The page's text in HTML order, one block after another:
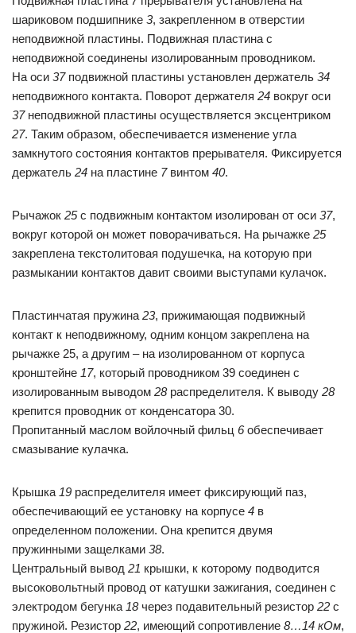
шариковом подшипнике 3, закрепленном в отверстии
неподвижной пластины. Подвижная пластина с
неподвижной соединены изолированным проводником.
На оси 37подвижной пластины установлен держатель 34
неподвижного контакта. Поворот держателя 24 вокруг оси
37неподвижной пластины осуществляется эксцентриком
27. Таким образом, обеспечивается изменение угла
замкнутого состояния контактов прерывателя. Фиксируется
держатель 24 на пластине 7винтом 40.
Рычажок 25с подвижным контактом изолирован от оси 37,
вокруг которой он может поворачиваться. На рычажке 25
закреплена текстолитовая подушечка, на которую при
размыкании контактов давит своими выступами кулачок.
Пластинчатая пружина 23, прижимающая подвижный
контакт к неподвижному, одним концом закреплена на
рычажке 25, а другим – на изолированном от корпуса
кронштейне 17, который проводником 39 соединен с
изолированным выводом 28распределителя. К выводу 28
крепится проводник от конденсатора 30.
Пропитанный маслом войлочный фильц 6обеспечивает
смазывание кулачка.
Крышка 19 распределителя имеет фиксирующий паз,
обеспечивающий ее установку на корпусе 4 в
определенном положении. Она крепится двумя
пружинными защелками 38.
Центральный вывод 21 крышки, к которому подводится
высоковольтный провод от катушки зажигания, соединен с
электродом бегунка 18через подавительный резистор 22 с
пружиной. Резистор 22, имеющий сопротивление 8…14 кОм,